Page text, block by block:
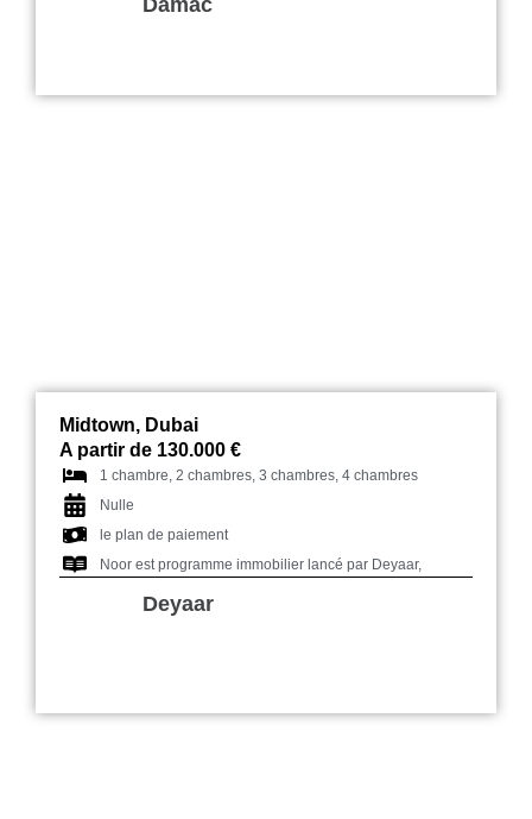
Damac
Midtown, Dubai
A partir de 130.000 €
1 chambre, 2 chambres, 3 chambres, 4 chambres
Nulle
le plan de paiement
Noor est programme immobilier lancé par Deyaar,
Deyaar